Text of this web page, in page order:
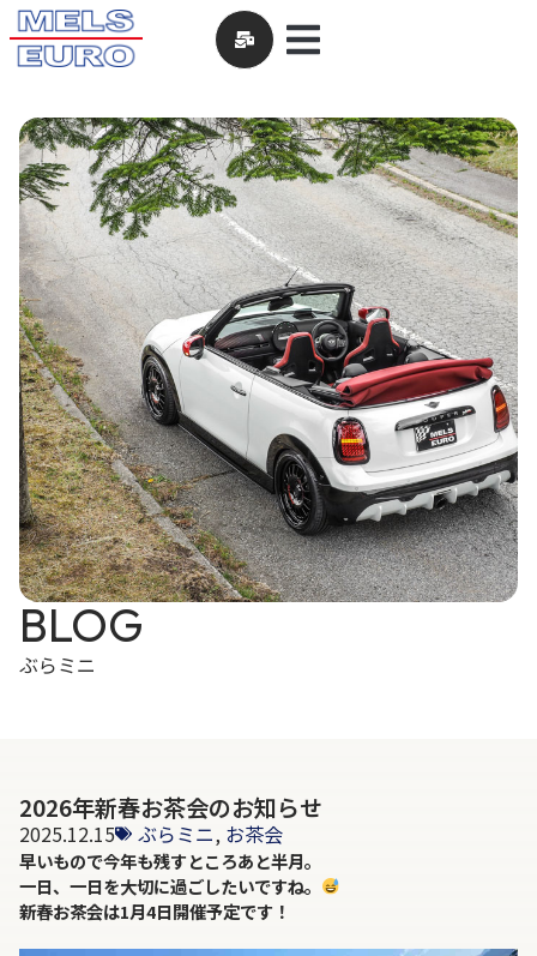
BLOG
ぶらミニ
2026年新春お茶会のお知らせ
2025.12.15 ぶらミニ, お茶会
早いもので今年も残すところあと半月。
一日、一日を大切に過ごしたいですね。
新春お茶会は1月4日開催予定です！